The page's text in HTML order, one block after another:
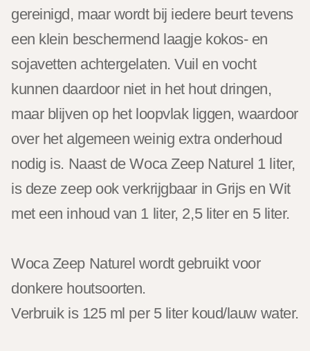
gereinigd, maar wordt bij iedere beurt tevens
een klein beschermend laagje kokos- en
sojavetten achtergelaten. Vuil en vocht
kunnen daardoor niet in het hout dringen,
maar blijven op het loopvlak liggen, waardoor
over het algemeen weinig extra onderhoud
nodig is. Naast de Woca Zeep Naturel 1 liter,
is deze zeep ook verkrijgbaar in Grijs en Wit
met een inhoud van 1 liter, 2,5 liter en 5 liter.
Woca Zeep Naturel wordt gebruikt voor
donkere houtsoorten.
Verbruik is 125 ml per 5 liter koud/lauw water.